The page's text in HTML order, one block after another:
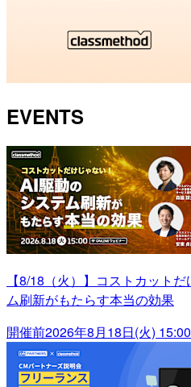
EVENTS
【8/18（火）】コストカット
ム刷新がもたらす本当の効果
開催前2026年8月18日(火) 15:00